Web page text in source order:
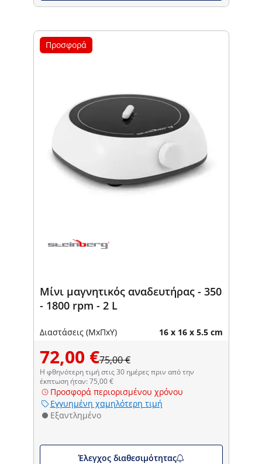
Προσφορά
Μίνι μαγνητικός αναδευτήρας - 350
- 1800 rpm - 2 L
Διαστάσεις (ΜxΠxΥ) 16 x 16 x 5.5 cm
72,00 €75,00 €
Η φθηνότερη τιμή στις 30 ημέρες πριν από την
έκπτωση ήταν: 75,00 €
Προσφορά περιορισμένου χρόνου
Εγγυημένη χαμηλότερη τιμή
Εξαντλημένο
Έλεγχος διαθεσιμότητας